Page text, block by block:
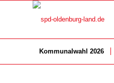
Kom­mu­nal­wahl 2026